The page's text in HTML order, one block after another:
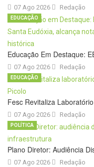
07 Ago 2026 Redação
Educação Em Destaque:
07 Ago 2026
EDUCAÇÃO
Redação
Fesc Revitaliza
07 Ago 2026
EDUCAÇÃO
Redação
Plano Diretor: Audiência
07 Ago 2026
POLÍTICA
Redação